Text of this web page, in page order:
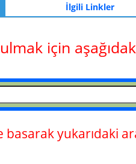
İlgili Linkler
için
basarak yukarıdaki